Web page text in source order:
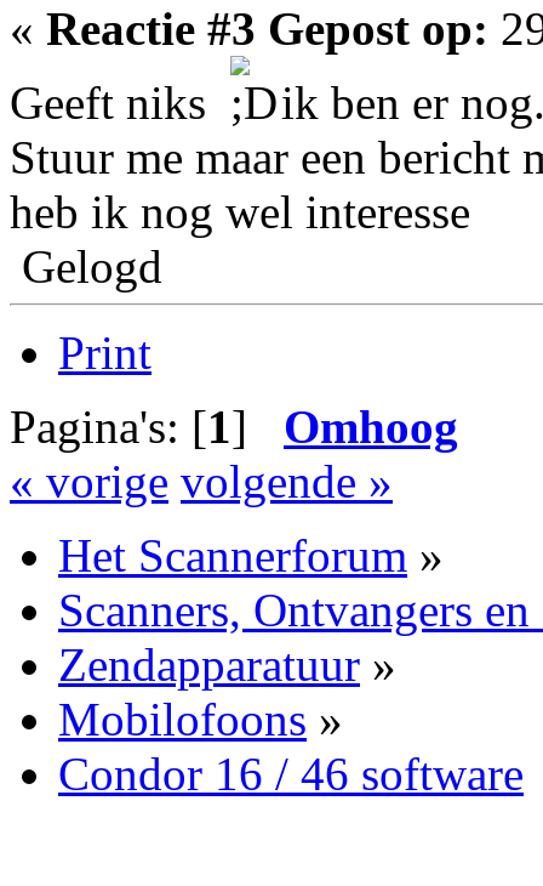
« Reactie #3 Gepost op:
Geeft niks
ik ben er
Stuur me maar een
heb ik nog wel interesse
Gelogd
Print
Pagina's: [1] Omhoog
« vorige volgende »
Het Scannerforum »
Scanners, Ontvangers
Zendapparatuur »
Mobilofoons »
Condor 16 / 46 software